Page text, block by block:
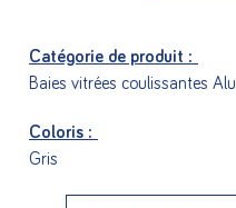
Catégorie de produit :
Baies vitrées coulissantes Alu
Coloris :
Gris